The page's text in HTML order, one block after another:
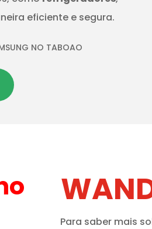
eficiente e segura.
NO TABOAO
Para saber mais